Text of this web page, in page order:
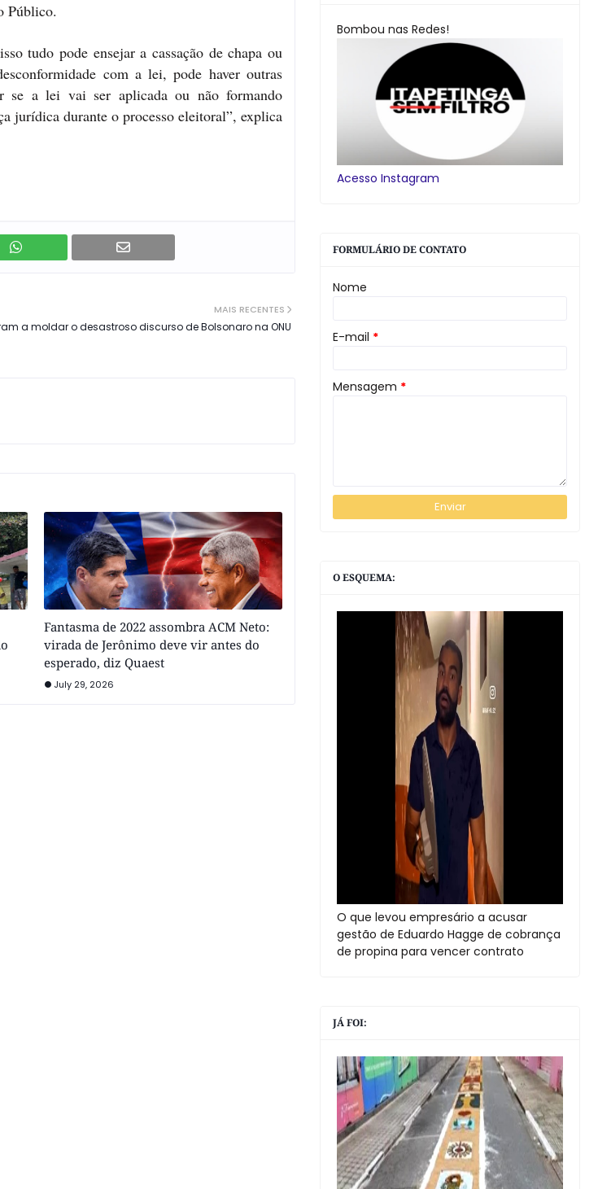
Público.
tudo pode ensejar a cassação de chapa ou
com a lei, pode haver outras
se a lei vai ser aplicada ou não formando
jurídica durante o processo eleitoral”, explica
MAIS RECENTES
a moldar o desastroso discurso de Bolsonaro na ONU
Fantasma de 2022 assombra ACM Neto:
virada de Jerônimo deve vir antes do
esperado, diz Quaest
July 29, 2026
Bombou nas Redes!
Acesso Instagram
FORMULÁRIO DE CONTATO
Nome
E-mail *
Mensagem *
O ESQUEMA:
O que levou empresário a acusar
gestão de Eduardo Hagge de cobrança
de propina para vencer contrato
JÁ FOI: